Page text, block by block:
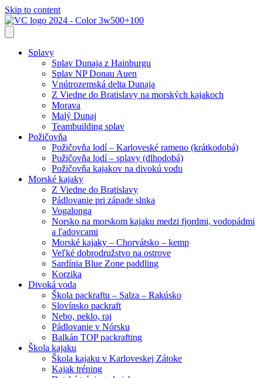
Skip to content
Splavy
Splav Dunaja z Hainburgu
Splav NP Donau Auen
Vnútrozemská delta Dunaja
Z Viedne do Bratislavy na morských kajakoch
Morava
Malý Dunaj
Teambuilding splav
Požičovňa
Požičovňa lodí – Karloveské rameno (krátkodobá)
Požičovňa lodí – splavy (dlhodobá)
Požičovňa kajakov na divokú vodu
Morské kajaky
Z Viedne do Bratislavy
Pádlovanie pri západe slnka
Vogalonga
Norsko na morskom kajaku medzi fjordmi, vodopádmi
a ľadovcami
Morské kajaky – Chorvátsko – kemp
Veľké dobrodružstvo na ostrove
Sardínia Blue Zone paddling
Korzika
Divoká voda
Škola packraftu – Salza – Rakúsko
Slovínsko packraft
Nebo, peklo, raj
Pádlovanie v Nórsku
Balkán TOP packrafting
Škola kajaku
Škola kajaku v Karloveskej Zátoke
Kajak tréning